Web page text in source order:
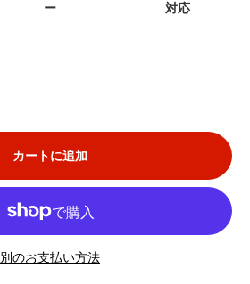
ー
対応
カートに追加
別のお支払い方法